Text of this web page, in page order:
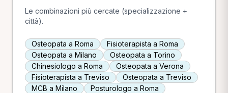
Le combinazioni più cercate (specializzazione +
città).
Osteopata a Roma
Fisioterapista a Roma
Osteopata a Milano
Osteopata a Torino
Chinesiologo a Roma
Osteopata a Verona
Fisioterapista a Treviso
Osteopata a Treviso
MCB a Milano
Posturologo a Roma